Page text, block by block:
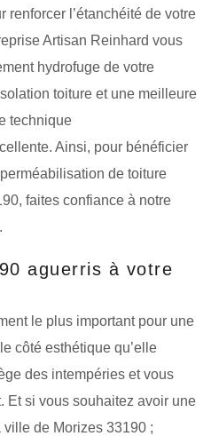
renforcer l’étanchéité de votre
Artisan Reinhard vous
hydrofuge de votre
toiture et une meilleure
technique
Ainsi, pour bénéficier
de toiture
faites confiance à notre
aguerris à votre
le plus important pour une
côté esthétique qu’elle
des intempéries et vous
Et si vous souhaitez avoir une
de Morizes 33190 ;